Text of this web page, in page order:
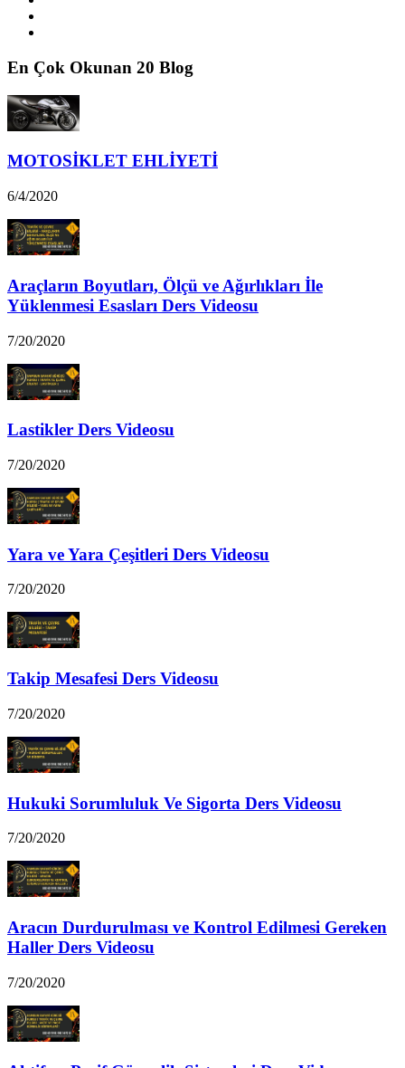
En Çok Okunan 20 Blog
MOTOSİKLET EHLİYETİ
6/4/2020
Araçların Boyutları, Ölçü ve Ağırlıkları İle
Yüklenmesi Esasları Ders Videosu
7/20/2020
Lastikler Ders Videosu
7/20/2020
Yara ve Yara Çeşitleri Ders Videosu
7/20/2020
Takip Mesafesi Ders Videosu
7/20/2020
Hukuki Sorumluluk Ve Sigorta Ders Videosu
7/20/2020
Aracın Durdurulması ve Kontrol Edilmesi Gereken
Haller Ders Videosu
7/20/2020